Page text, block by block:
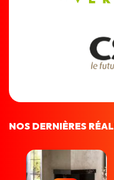
NOS DERNIÈRES